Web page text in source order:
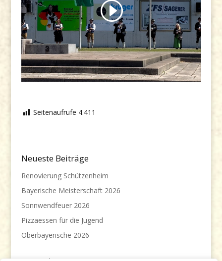
Seitenaufrufe 4.411
Neueste Beiträge
Renovierung Schützenheim
Bayerische Meisterschaft 2026
Sonnwendfeuer 2026
Pizzaessen für die Jugend
Oberbayerische 2026